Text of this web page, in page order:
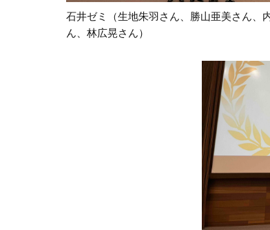
石井ゼミ（生地朱羽さん、勝山亜美さん、
ん、林広晃さん）